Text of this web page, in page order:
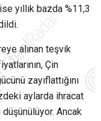
yıllık bazda %11,3
alınan teşvik
Çin
zayıflattığını
aylarda ihracat
Ancak